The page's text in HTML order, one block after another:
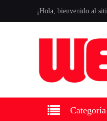
¡Hola, bienvenido al
Categoría